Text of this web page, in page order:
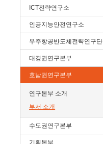
ICT전략연구소
인공지능안전연구소
우주항공반도체전략연구단
대경권연구본부
호남권연구본부
연구본부 소개
부서 소개
수도권연구본부
기획본부